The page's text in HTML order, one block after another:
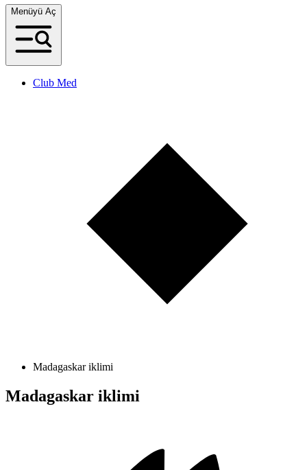
Menüyü Aç
Club Med
Madagaskar iklimi
Madagaskar iklimi